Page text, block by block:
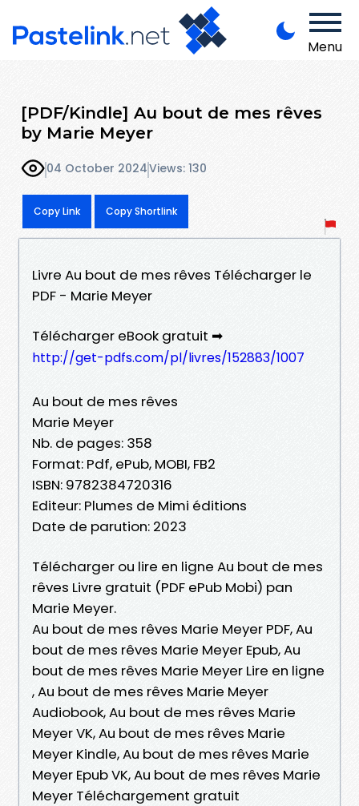
Menu
[PDF/Kindle] Au bout de mes rêves
by Marie Meyer
04 October 2024Views: 130
Copy Link Copy Shortlink
Livre Au bout de mes rêves Télécharger le
PDF - Marie Meyer
Télécharger eBook gratuit ➡
http://get-pdfs.com/pl/livres/152883/1007
Au bout de mes rêves
Marie Meyer
Nb. de pages: 358
Format: Pdf, ePub, MOBI, FB2
ISBN: 9782384720316
Editeur: Plumes de Mimi éditions
Date de parution: 2023
Télécharger ou lire en ligne Au bout de mes
rêves Livre gratuit (PDF ePub Mobi) pan
Marie Meyer.
Au bout de mes rêves Marie Meyer PDF, Au
bout de mes rêves Marie Meyer Epub, Au
bout de mes rêves Marie Meyer Lire en ligne
, Au bout de mes rêves Marie Meyer
Audiobook, Au bout de mes rêves Marie
Meyer VK, Au bout de mes rêves Marie
Meyer Kindle, Au bout de mes rêves Marie
Meyer Epub VK, Au bout de mes rêves Marie
Meyer Téléchargement gratuit